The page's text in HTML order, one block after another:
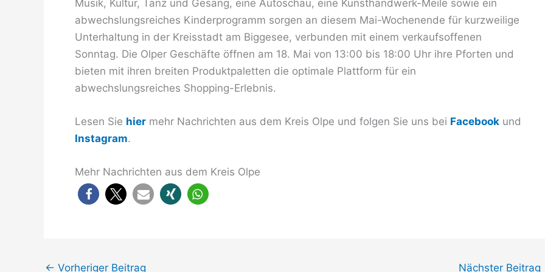
Musik, Kultur, Tanz und Gesang, eine Autoschau, eine Kunsthandwerk-Meile sowie ein
abwechslungsreiches Kinderprogramm sorgen an diesem Mai-Wochenende für kurzweilige
Unterhaltung in der Kreisstadt am Biggesee, verbunden mit einem verkaufsoffenen
Sonntag. Die Olper Geschäfte öffnen am 18. Mai von 13:00 bis 18:00 Uhr ihre Pforten und
bieten mit ihren breiten Produktpaletten die optimale Plattform für ein
abwechslungsreiches Shopping-Erlebnis.
Lesen Sie hier mehr Nachrichten aus dem Kreis Olpe und folgen Sie uns bei Facebook und
Instagram.
Mehr Nachrichten aus dem Kreis Olpe
← Vorheriger Beitrag Nächster Beitrag